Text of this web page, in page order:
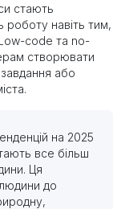
стають
роботу навіть тим,
code та no-
створювати
або
на 2025
все більш
Ця
до